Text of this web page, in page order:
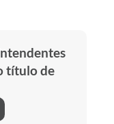
título de